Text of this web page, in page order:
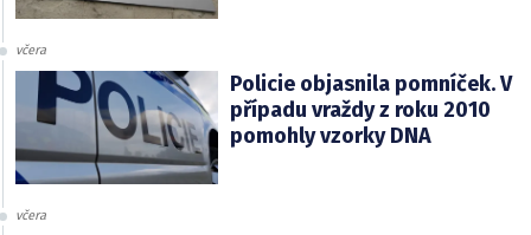
včera
Policie objasnila pomníček. V
případu vraždy z roku 2010
pomohly vzorky DNA
včera